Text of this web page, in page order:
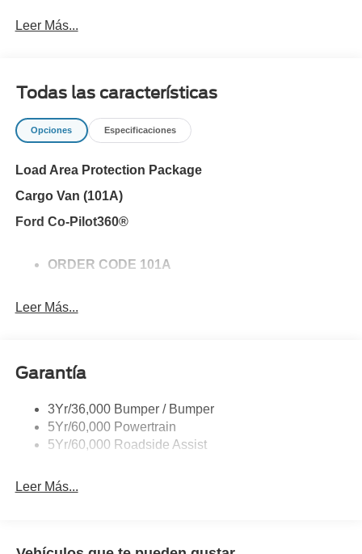
perfect vehicle right here. This is the one. Just what
Leer Más...
Todas las características
Opciones Especificaciones
Load Area Protection Package
Cargo Van (101A)
Ford Co-Pilot360®
ORDER CODE 101A
Leer Más...
Garantía
3Yr/36,000 Bumper / Bumper
5Yr/60,000 Powertrain
5Yr/60,000 Roadside Assist
Leer Más...